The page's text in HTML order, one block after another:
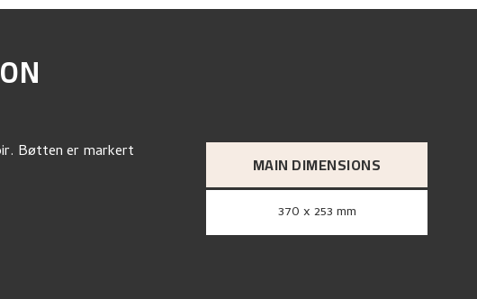
Bøtten er markert
MAIN DIMENSIONS
370 x 253 mm